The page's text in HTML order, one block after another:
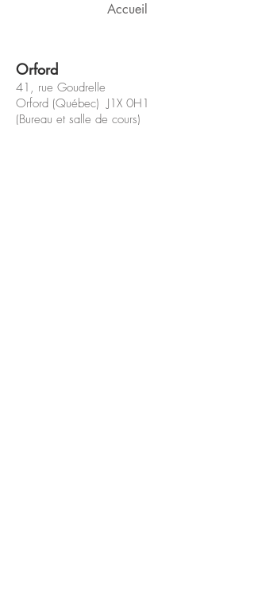
Accueil
Orford
41, rue Goudrelle
Orford (Québec) J1X 0H1
(Bureau et salle de cours)